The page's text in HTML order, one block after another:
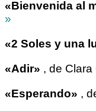
«Bienvenida al
»
«2 Soles y una
«Adir» , de Clara
«Esperando» ,